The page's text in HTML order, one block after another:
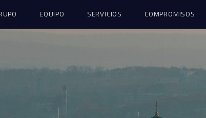
EQUIPO SERVICIOS COMPROMISOS